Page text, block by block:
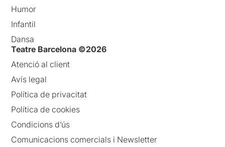
Humor
Infantil
Dansa
Teatre Barcelona ©2026
Atenció al client
Avís legal
Política de privacitat
Política de cookies
Condicions d’ús
Comunicacions comercials i Newsletter